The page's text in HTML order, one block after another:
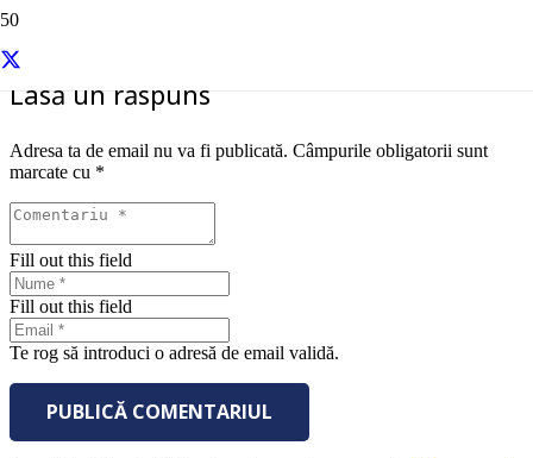
Lasă un răspuns
Adresa ta de email nu va fi publicată. Câmpurile obligatorii sunt
marcate cu *
Fill out this field
Fill out this field
Te rog să introduci o adresă de email validă.
PUBLICĂ COMENTARIUL